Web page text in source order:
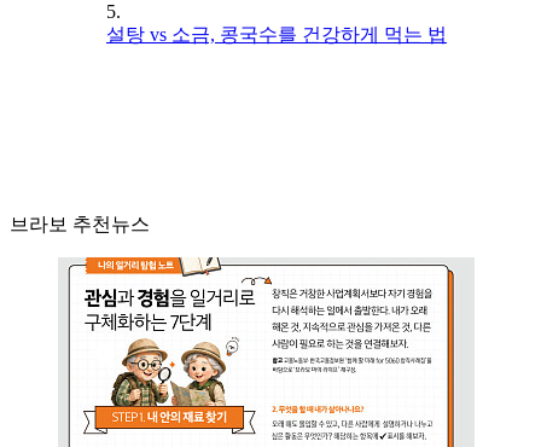
5.
설탕 vs 소금, 콩국수를 건강하게 먹는 법
브라보 추천뉴스